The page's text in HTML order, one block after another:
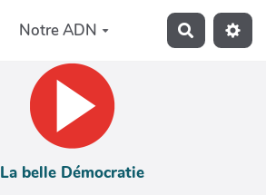
Notre ADN
La belle Démocratie